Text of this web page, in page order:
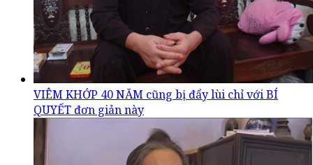
VIÊM KHỚP 40 NĂM cũng bị đẩy lùi chỉ với BÍ
QUYẾT đơn giản này